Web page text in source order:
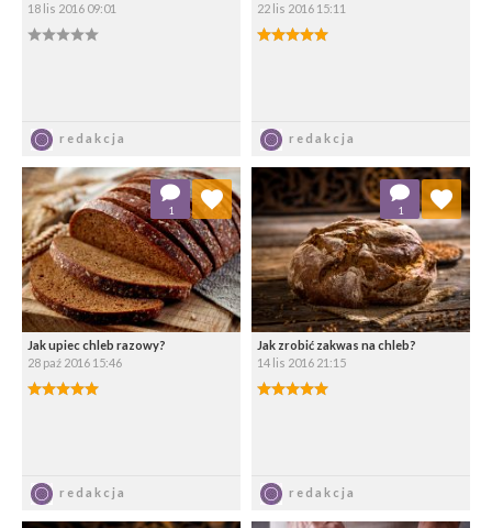
18 lis 2016 09:01
0.00/5
redakcja
22 lis 2016 15:11
5.00/5
redakcja
Jak upiec chleb razowy?
28 paź 2016 15:46
5.00/5
redakcja
1
Dodaj do ulubionych
Wybierz listę:
Jak zrobić zakwas na chleb?
14 lis 2016 21:15
5.00/5
redakcja
1
Dodaj do ulubionych
Wybierz listę: